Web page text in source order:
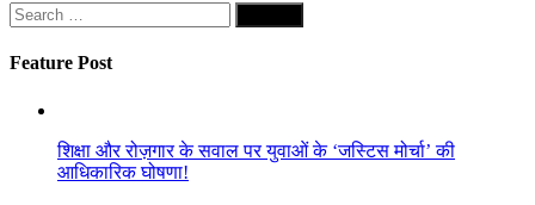
Search
for:
Feature Post
शिक्षा और रोज़गार के सवाल पर युवाओं के ‘जस्टिस मोर्चा’ की
आधिकारिक घोषणा!